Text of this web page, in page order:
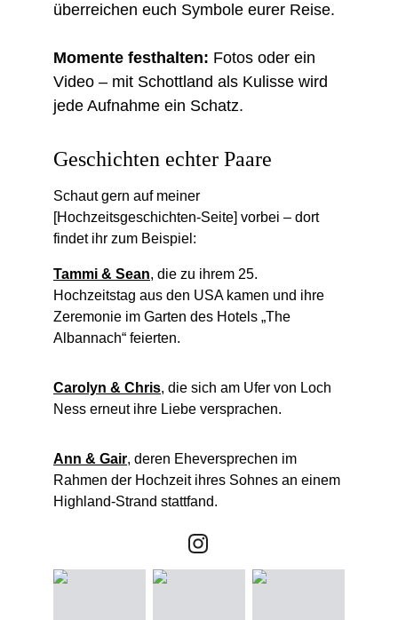
überreichen euch Symbole eurer Reise.
Momente festhalten: Fotos oder ein
Video – mit Schottland als Kulisse wird
jede Aufnahme ein Schatz.
Geschichten echter Paare
Schaut gern auf meiner
[Hochzeitsgeschichten-Seite] vorbei – dort
findet ihr zum Beispiel:
Tammi & Sean, die zu ihrem 25.
Hochzeitstag aus den USA kamen und ihre
Zeremonie im Garten des Hotels „The
Albannach“ feierten.
Carolyn & Chris, die sich am Ufer von Loch
Ness erneut ihre Liebe versprachen.
Ann & Gair, deren Eheversprechen im
Rahmen der Hochzeit ihres Sohnes an einem
Highland-Strand stattfand.